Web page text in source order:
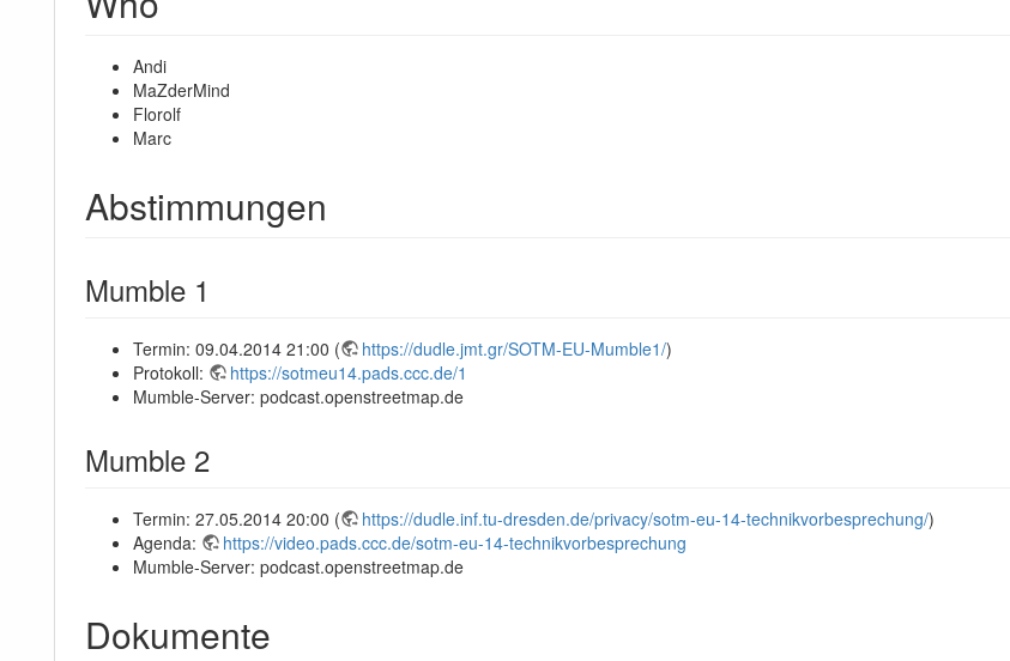
Andi
MaZderMind
Florolf
Marc
Abstimmungen
Mumble 1
Termin: 09.04.2014 21:00 ( https://dudle.jmt.gr/SOTM-EU-Mumble1/)
Protokoll:
https://sotmeu14.pads.ccc.de/1
Mumble-Server: podcast.openstreetmap.de
Mumble 2
Termin: 27.05.2014 20:00 ( https://dudle.inf.tu-dresden.de/privacy/sotm-eu-14-technikvorbesprechung/)
Agenda:
https://video.pads.ccc.de/sotm-eu-14-technikvorbesprechung
Mumble-Server: podcast.openstreetmap.de
Dokumente